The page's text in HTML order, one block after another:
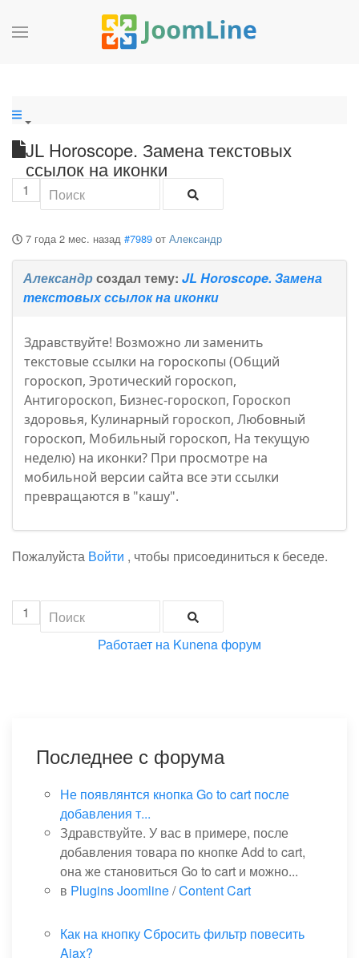
JL Horoscope. Замена текстовых
ссылок на иконки
1
7 года 2 мес. назад #7989 от Александр
Александрсоздал тему: JL Horoscope. Замена
текстовых ссылок на иконки
Здравствуйте! Возможно ли заменить
текстовые ссылки на гороскопы (Общий
гороскоп, Эротический гороскоп,
Антигороскоп, Бизнес-гороскоп, Гороскоп
здоровья, Кулинарный гороскоп, Любовный
гороскоп, Мобильный гороскоп, На текущую
неделю) на иконки? При просмотре на
мобильной версии сайта все эти ссылки
превращаются в "кашу".
Пожалуйста Войти , чтобы присоединиться к беседе.
1
Работает на Kunena форум
Последнее с форума
Не появлянтся кнопка Go to cart после
добавления т...
Здравствуйте. У вас в примере, после
добавления товара по кнопке Add to cart,
она же становиться Go to cart и можно...
в Plugins Joomline/Content Cart
Как на кнопку Сбросить фильтр повесить
Ajax?